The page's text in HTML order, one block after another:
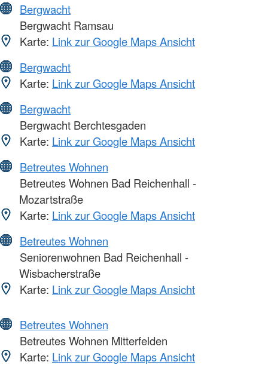
Bergwacht
Bergwacht Ramsau
Karte: Link zur Google Maps Ansicht
Bergwacht
Karte: Link zur Google Maps Ansicht
Bergwacht
Bergwacht Berchtesgaden
Karte: Link zur Google Maps Ansicht
Betreutes Wohnen
Betreutes Wohnen Bad Reichenhall -
Mozartstraße
Karte: Link zur Google Maps Ansicht
Betreutes Wohnen
Seniorenwohnen Bad Reichenhall -
Wisbacherstraße
Karte: Link zur Google Maps Ansicht
Betreutes Wohnen
Betreutes Wohnen Mitterfelden
Karte: Link zur Google Maps Ansicht